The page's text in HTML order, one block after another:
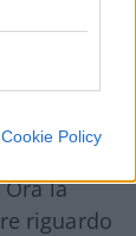
Policy
modo
BAME
e porsi
la
riguardo